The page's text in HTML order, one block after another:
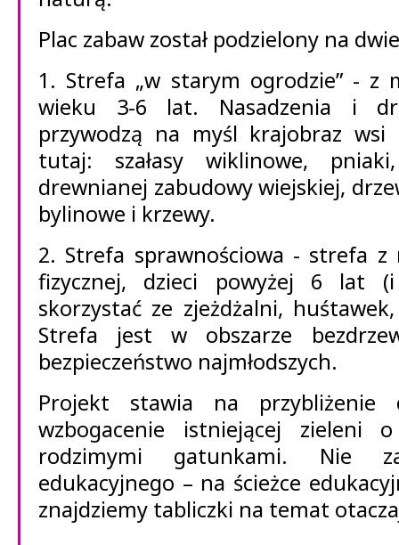
Plac zabaw został podzielony na
1. Strefa „w starym ogrodzie” - z
wieku 3-6 lat. Nasadzenia i
przywodzą na myśl krajobraz wsi
tutaj: szałasy wiklinowe,
drewnianej zabudowy wiejskiej,
bylinowe i krzewy.
2. Strefa sprawnościowa - strefa z
fizycznej, dzieci powyżej 6 lat
skorzystać ze zjeżdżalni,
Strefa jest w obszarze
bezpieczeństwo najmłodszych.
Projekt stawia na przybliżenie
wzbogacenie istniejącej zieleni
rodzimymi gatunkami. Nie
edukacyjnego – na ścieżce
znajdziemy tabliczki na temat